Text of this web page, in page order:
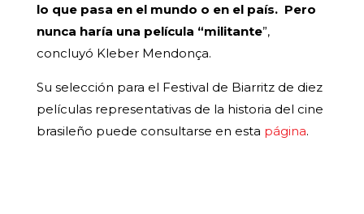
lo que pasa en el mundo o en el país. Pero
nunca haría una película “militante”,
concluyó Kleber Mendonça.
Su selección para el Festival de Biarritz de diez
películas representativas de la historia del cine
brasileño puede consultarse en esta página.